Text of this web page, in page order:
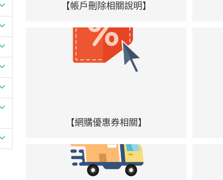
【帳戶刪除相關說明】
【網購優惠券相關】